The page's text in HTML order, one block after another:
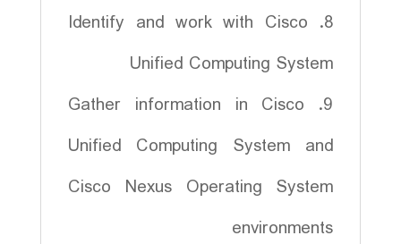
8. Identify and work with Cisco
Unified Computing System
9. Gather information in Cisco
Unified Computing System and
Cisco Nexus Operating System
environments